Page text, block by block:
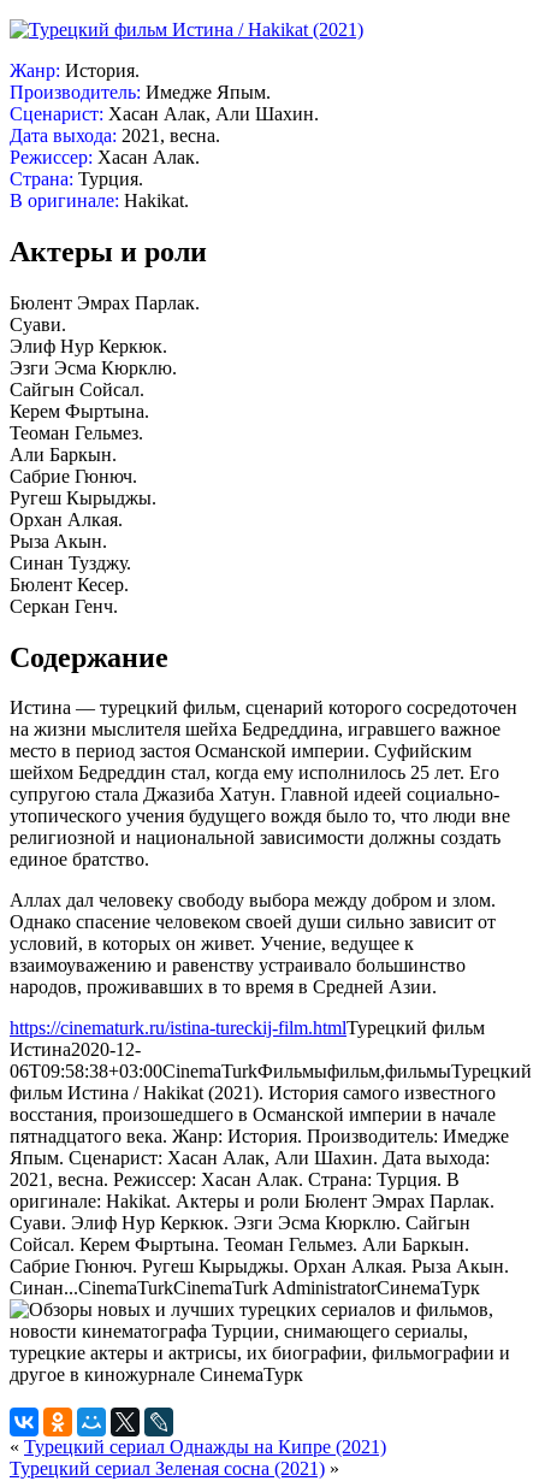
Жанр: История.
Производитель: Имедже Япым.
Сценарист: Хасан Алак, Али Шахин.
Дата выхода: 2021, весна.
Режиссер: Хасан Алак.
Страна: Турция.
В оригинале: Hakikat.
Актеры и роли
Бюлент Эмрах Парлак.
Суави.
Элиф Нур Керкюк.
Эзги Эсма Кюрклю.
Сайгын Сойсал.
Керем Фыртына.
Теоман Гельмез.
Али Баркын.
Сабрие Гюнюч.
Ругеш Кырыджы.
Орхан Алкая.
Рыза Акын.
Синан Тузджу.
Бюлент Кесер.
Серкан Генч.
Содержание
Истина — турецкий фильм, сценарий которого сосредоточен
на жизни мыслителя шейха Бедреддина, игравшего важное
место в период застоя Османской империи. Суфийским
шейхом Бедреддин стал, когда ему исполнилось 25 лет. Его
супругою стала Джазиба Хатун. Главной идеей социально-
утопического учения будущего вождя было то, что люди вне
религиозной и национальной зависимости должны создать
единое братство.
Аллах дал человеку свободу выбора между добром и злом.
Однако спасение человеком своей души сильно зависит от
условий, в которых он живет. Учение, ведущее к
взаимоуважению и равенству устраивало большинство
народов, проживавших в то время в Средней Азии.
https://cinematurk.ru/istina-tureckij-film.htmlТурецкий фильм
Истина2020-12-
06T09:58:38+03:00CinemaTurkФильмыфильм,фильмыТурецкий
фильм Истина / Hakikat (2021). История самого известного
восстания, произошедшего в Османской империи в начале
пятнадцатого века. Жанр: История. Производитель: Имедже
Япым. Сценарист: Хасан Алак, Али Шахин. Дата выхода:
2021, весна. Режиссер: Хасан Алак. Страна: Турция. В
оригинале: Hakikat. Актеры и роли Бюлент Эмрах Парлак.
Суави. Элиф Нур Керкюк. Эзги Эсма Кюрклю. Сайгын
Сойсал. Керем Фыртына. Теоман Гельмез. Али Баркын.
Сабрие Гюнюч. Ругеш Кырыджы. Орхан Алкая. Рыза Акын.
Синан...CinemaTurkCinemaTurkAdministratorСинемаТурк
« Турецкий сериал Однажды на Кипре (2021)
Турецкий сериал Зеленая сосна (2021) »